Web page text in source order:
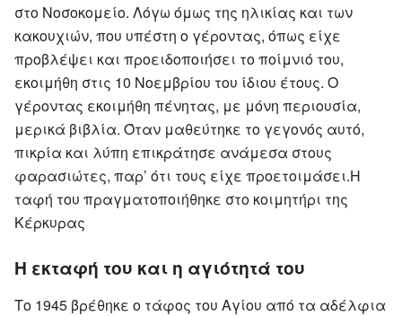
στο Νοσοκομείο. Λόγω όμως της ηλικίας και των
κακουχιών, που υπέστη ο γέροντας, όπως είχε
προβλέψει και προειδοποιήσει το ποίμνιό του,
εκοιμήθη στις 10 Νοεμβρίου του ίδιου έτους. Ο
γέροντας εκοιμήθη πένητας, με μόνη περιουσία,
μερικά βιβλία. Όταν μαθεύτηκε το γεγονός αυτό,
πικρία και λύπη επικράτησε ανάμεσα στους
φαρασιώτες, παρ’ ότι τους είχε προετοιμάσει.Η
ταφή του πραγματοποιήθηκε στο κοιμητήρι της
Κέρκυρας
Η εκταφή του και η αγιότητά του
Το 1945 βρέθηκε ο τάφος του Αγίου από τα αδέλφια